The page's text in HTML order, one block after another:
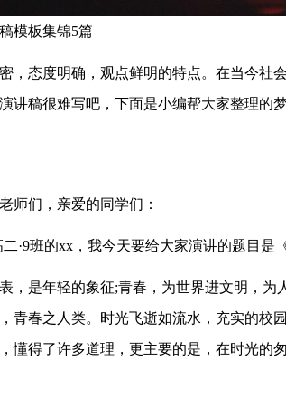
模板集锦5篇
，态度明确，观点鲜明的特点。在当今社
讲稿很难写吧，下面是小编帮大家整理的
师们，亲爱的同学们：
·9班的xx，我今天要给大家演讲的题目是
，是年轻的象征;青春，为世界进文明，为
青春之人类。时光飞逝如流水，充实的校
懂得了许多道理，更主要的是，在时光的